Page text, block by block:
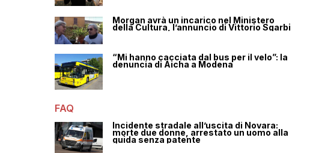
Morgan avrà un incarico nel Ministero
della Cultura, l’annuncio di Vittorio Sgarbi
“Mi hanno cacciata dal bus per il velo”: la
denuncia di Aicha a Modena
FAQ
Incidente stradale all’uscita di Novara:
morte due donne, arrestato un uomo alla
guida senza patente